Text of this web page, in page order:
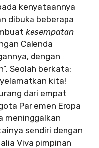
kenyataannya
dibuka beberapa
kesempatan
Calenda
dengan
Seolah berkata:
kita!
dari empat
Parlemen Eropa
meninggalkan
sendiri dengan
Viva pimpinan